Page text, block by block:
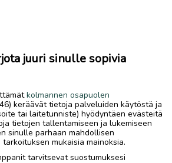
juuri sinulle sopivia
kolmannen osapuolen
keräävät tietoja palveluiden käytöstä ja
tai laitetunniste) hyödyntäen evästeitä
tietojen tallentamiseen ja lukemiseen
sinulle parhaan mahdollisen
mukaisia mainoksia.
tarvitsevat suostumuksesi